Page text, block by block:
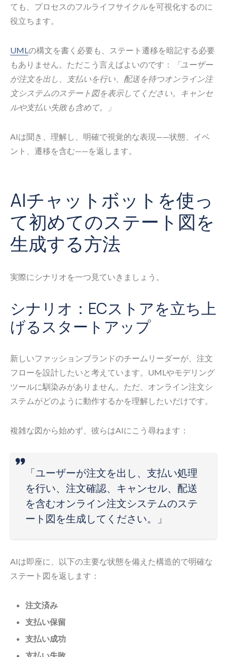
ても、プロセスのフルライフサイクルを可視化するのに
役立ちます。
UMLの構文を書く必要も、ステート遷移を暗記する必要
もありません。ただこう言えばよいのです：
「ユーザー
が注文を出し、支払いを行い、配送を待つオンライン注
文システムのステート図を表示してください。キャンセ
ルや支払い失敗も含めて。」
AIは聞き、理解し、明確で視覚的な表現——状態、イベ
ント、遷移を含む——を返します。
AIチャットボットを使っ
て初めてのステート図を
生成する方法
実際にシナリオを一つ見ていきましょう。
シナリオ：ECストアを立ち上
げるスタートアップ
新しいファッションブランドのチームリーダーが、注文
フローを設計したいと考えています。UMLやモデリング
ツールに馴染みがありません。ただ、オンライン注文シ
ステムがどのように動作するかを理解したいだけです。
複雑な図から始めず、彼らはAIにこう尋ねます：
「ユーザーが注文を出し、支払い処理
を行い、注文確認、キャンセル、配送
を含むオンライン注文システムのステ
ート図を生成してください。」
AIは即座に、以下の主要な状態を備えた構造的で明確な
ステート図を返します：
注文済み
支払い保留
支払い成功